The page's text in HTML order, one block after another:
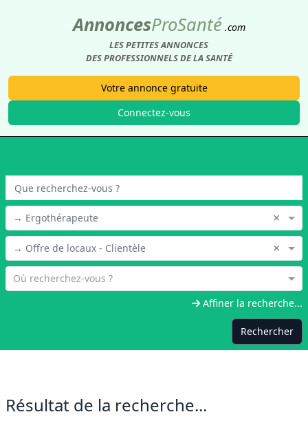
AnnoncesProSanté .com
LES PETITES ANNONCES
DES PROFESSIONNELS DE LA SANTÉ
Votre annonce gratuite
Connectez-vous
→ Ergothérapeute ×
→ Offre de locaux - Clientèle ×
Où recherchez-vous ?
Affiner la recherche...
Rechercher
Résultat de la recherche...